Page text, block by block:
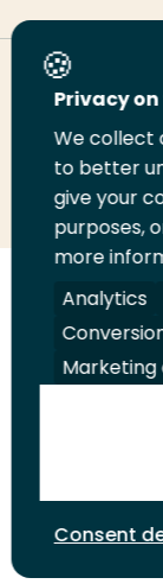
Deel deze
Deel
LinkedIn
Deel
op
Volg
ons
op
LinkedIn
Volg
ons
op
ons
op
Juridisch
Privacy
We collect
to better
give your
purposes,
more
Analytics
Consent